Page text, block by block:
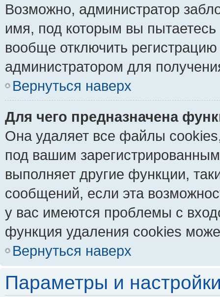
Возможно, администратор
имя, под которым вы пытаетесь
вообще отключить
администратором для
Вернуться наверх
Для чего предназначена
Она удаляет все файлы
под вашим
выполняет другие функции,
сообщений, если эта
у вас имеются проблемы с
функция удаления cookies
Вернуться наверх
Параметры и